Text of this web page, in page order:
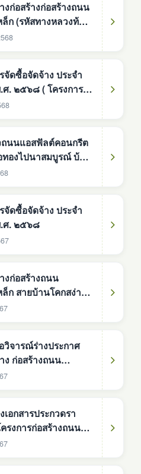
นม่วง จังหวัดสกลนคร
ำบลมาย
งหวัดส
งก่อสร้างก่อสร้างถนน
ล็ก (รหัสทางหลวงท้อง
) สายบ้านดงหม้อ
กส์ (e-bidding)
จัดซื้อจัดจ้าง ประจำ
( โครงการ
รีตเสริมเหล็ก ( รหัส
ถนนแอสฟัลต์คอนกรีต
องไปนาสมบูรณ์ บ้าน
๘
จัดซื้อจัดจ้าง ประจำ
ศ. ๒๕๖๘
งก่อสร้างถนน
ล็ก สายบ้านโคกสง่า -
บ้านโคกสง่า หมู่ที่ 1
วิจารณ์ร่างประกาศ
ง ก่อสร้างถนน
ก สายบ้านโคกสง่า-
กส์ (e-bidding) งบ
๐๐๐.๐๐ บาท ( เจ็ด
หมื่นบาทถ้วน)
เอกสารประกวดรา
ก สายบ้านโคกสง่า-